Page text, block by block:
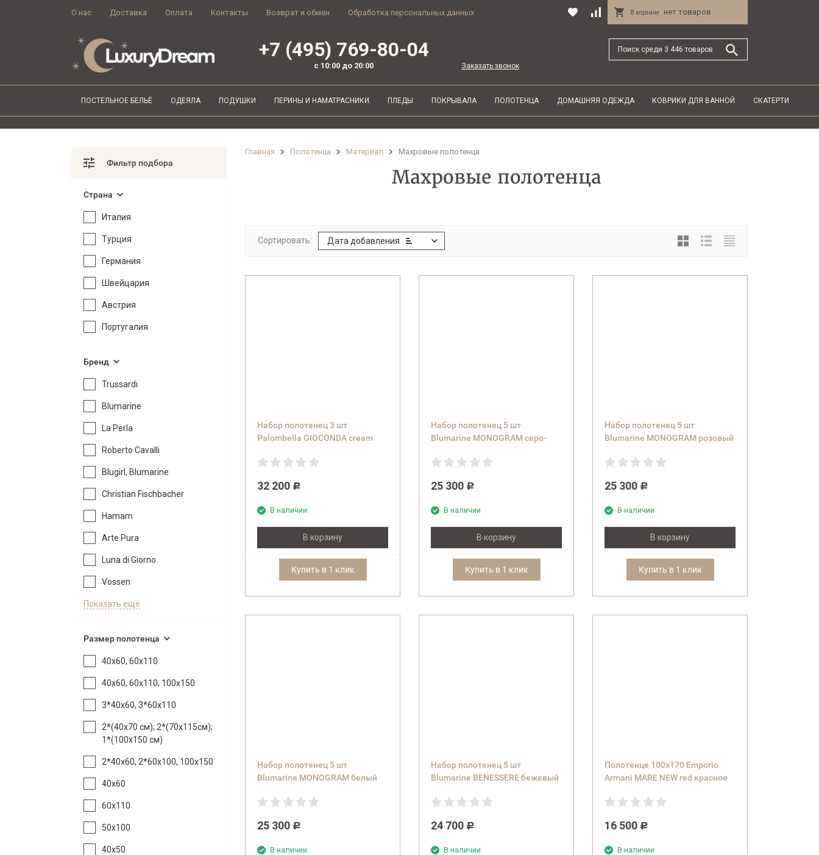
О нас Доставка Оплата Контакты Возврат и обмен Обработка персональных данных В корзине нет товаров
+7 (495) 769-80-04
с 10:00 до 20:00 Заказать звонок
ПОСТЕЛЬНОЕ БЕЛЬЁ ОДЕЯЛА ПОДУШКИ ПЕРИНЫ И НАМАТРАСНИКИ ПЛЕДЫ ПОКРЫВАЛА ПОЛОТЕНЦА ДОМАШНЯЯ ОДЕЖДА КОВРИКИ ДЛЯ ВАННОЙ СКАТЕРТИ
Главная Полотенца Материал Махровые полотенца
Махровые полотенца
Сортировать: Дата добавления
Набор полотенец 3 шт
Palombella GIOCONDA cream
32 200 Р
В наличии
В корзину
Купить в 1 клик
Набор полотенец 5 шт
Blumarine MONOGRAM серо-
25 300 Р
В наличии
В корзину
Купить в 1 клик
Набор полотенец 5 шт
Blumarine MONOGRAM розовый
25 300 Р
В наличии
В корзину
Купить в 1 клик
Набор полотенец 5 шт
Blumarine MONOGRAM белый
25 300 Р
В наличии
Набор полотенец 5 шт
Blumarine BENESSERE бежевый
24 700 Р
В наличии
Полотенце 100x170 Emporio
Armani MARE NEW red красное
16 500 Р
В наличии
Фильтр подбора
Страна
Италия
Турция
Германия
Швейцария
Австрия
Португалия
Бренд
Trussardi
Blumarine
La Perla
Roberto Cavalli
Blugirl, Blumarine
Christian Fischbacher
Hamam
Arte Pura
Luna di Giorno
Vossen
Показать ещё
Размер полотенца
40х60, 60х110
40х60, 60х110, 100х150
3*40x60, 3*60x110
2*(40x70 см); 2*(70x115см);
1*(100x150 см)
2*40х60, 2*60х100, 100х150
40x60
60x110
50x100
40x50